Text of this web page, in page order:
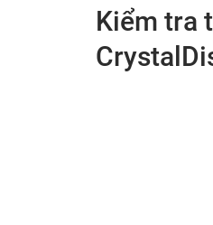
Kiểm tra